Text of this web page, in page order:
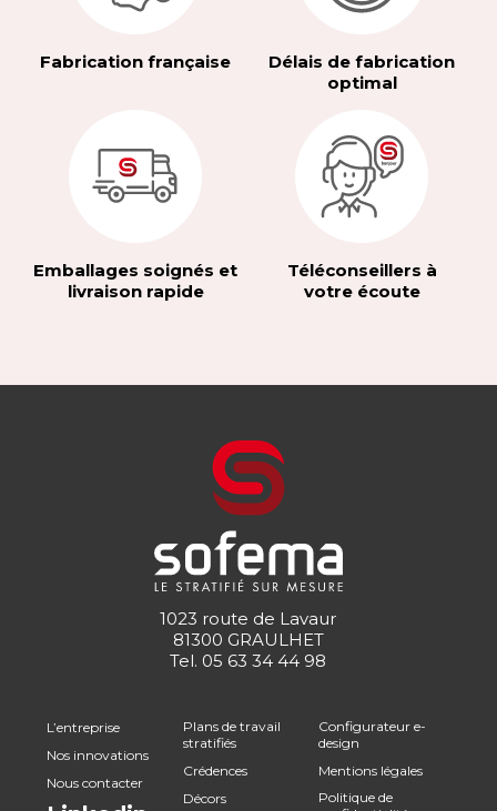
Fabrication française
Délais de fabrication
optimal
Emballages soignés et
livraison rapide
Téléconseillers à
votre écoute
1023 route de Lavaur
81300 GRAULHET
Tel. 05 63 34 44 98
L’entreprise
Nos innovations
Nous contacter
Plans de travail
stratifiés
Crédences
Décors
Configurateur e-
design
Mentions légales
Politique de